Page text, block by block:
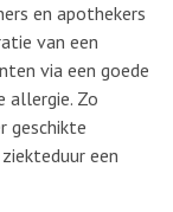
en apothekers
van een
via een goede
allergie. Zo
geschikte
een